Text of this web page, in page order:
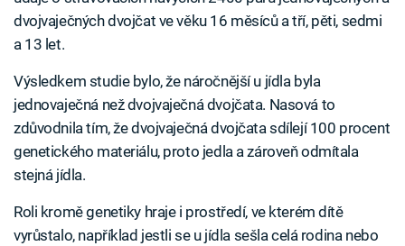
dvojvaječných dvojčat ve věku 16 měsíců a tří, pěti, sedmi
a 13 let.
Výsledkem studie bylo, že náročnější u jídla byla
jednovaječná než dvojvaječná dvojčata. Nasová to
zdůvodnila tím, že dvojvaječná dvojčata sdílejí 100 procent
genetického materiálu, proto jedla a zároveň odmítala
stejná jídla.
Roli kromě genetiky hraje i prostředí, ve kterém dítě
vyrůstalo, například jestli se u jídla sešla celá rodina nebo